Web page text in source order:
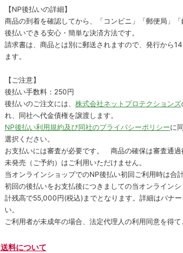
【NP後払いの詳細】
商品の到着を確認してから、「コンビニ」「郵便局」
後払いできる安心・簡単な決済方法です。
請求書は、商品とは別に郵送されますので、発行から
ます。
【ご注意】
後払い手数料：250円
後払いのご注文には、 株式会社ネットプロテクションズ
れ、同社へ代金債権を譲渡します。
NP後払い利用規約及び同社のプライバシーポリシーに
選択ください。
お支払いには審査が必要です。 商品の確保は審査通過
未発売（ご予約）はご利用いただけません。
当オンラインショップでのNP後払い初回ご利用時は合
初回の後払いをお支払後につきましての当オンライン
計残高で55,000円(税込)までとなります。詳細はバナ
い。
ご利用者が未成年の場合、法定代理人の利用同意を得て
送料について